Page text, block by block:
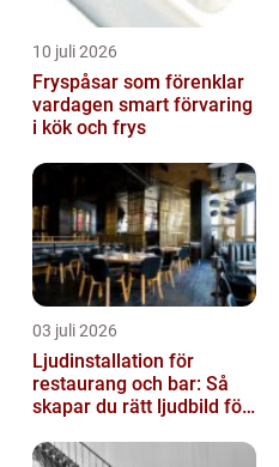
10 juli 2026
Fryspåsar som förenklar
vardagen smart förvaring
i kök och frys
03 juli 2026
Ljudinstallation för
restaurang och bar: Så
skapar du rätt ljudbild för